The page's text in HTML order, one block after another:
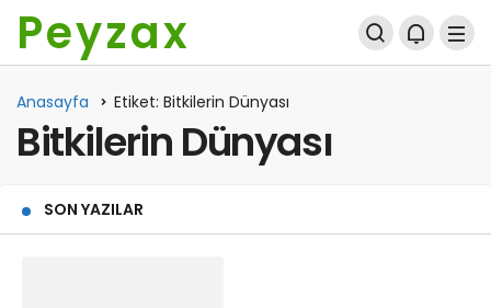
Peyzax
Anasayfa Etiket: Bitkilerin Dünyası
Bitkilerin Dünyası
SON YAZILAR